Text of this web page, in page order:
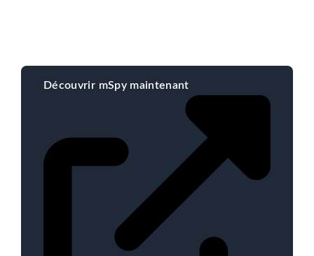
Découvrir mSpy maintenant